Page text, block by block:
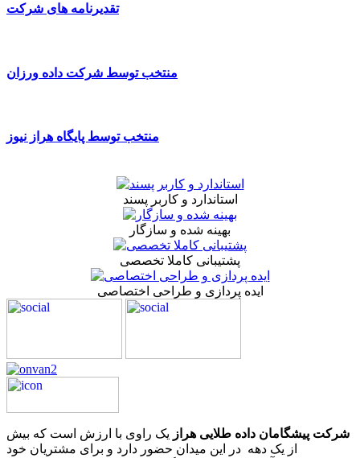
تقدیرنامه های شرکت
منتخب توسط شرکت داده ورزان
منتخب توسط پایگاه هراز نیوز
استاندارد و کاربر پسند
بهینه شده و سازگار
پشتیبانی کاملا تخصصی
ایده پردازی و طراحی اختصاصی
شرکت پیشگامان داده طلایی هراز یک راوی با ارزش است که بیش
از یک دهه در این میدان حضور دارد و برای مشتریان خود